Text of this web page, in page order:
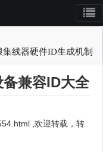
集线器硬件ID生成机制
兼容ID大全
,欢迎转载，转